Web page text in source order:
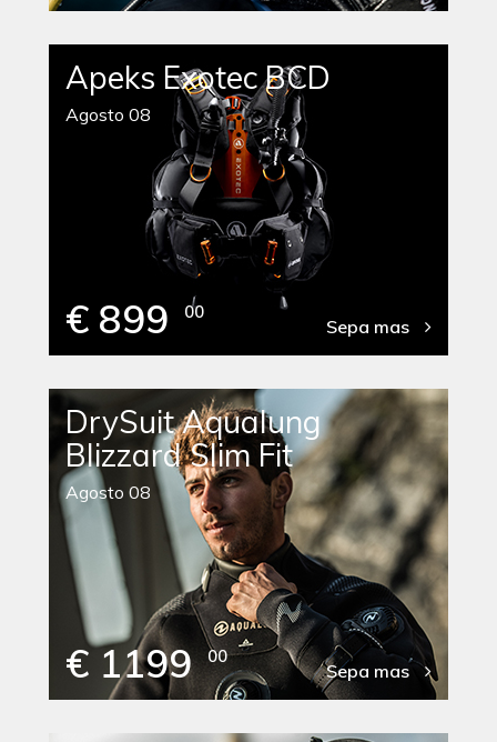
Apeks Exotec BCD
Agosto 08
€ 899 00
Sepa mas
DrySuit Aqualung
Blizzard Slim Fit
Agosto 08
€ 1199 00
Sepa mas